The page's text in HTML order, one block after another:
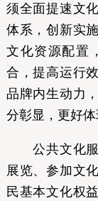
须全面提速文
体系，创新实
文化资源配置
合，提高运行
品牌内生动力
分彰显，更好体
公共文化服
展览、参加文
民基本文化权